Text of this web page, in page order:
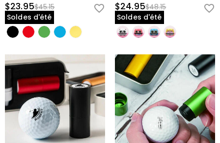
$23.95$45.15
Soldes d'été
$24.95$48.15
Soldes d'été